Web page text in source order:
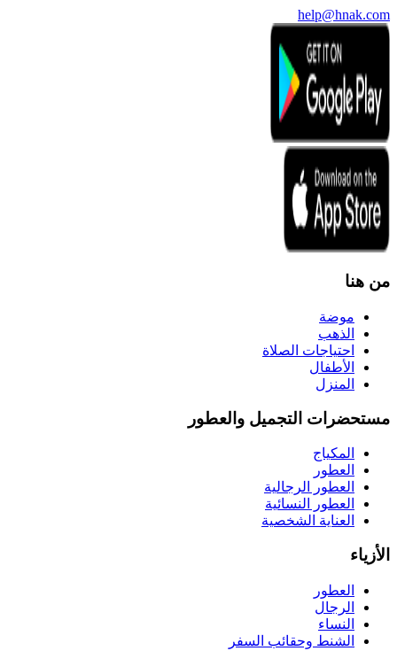
help@hnak.com
من هنا
موضة
الذهب
احتياجات الصلاة
الأطفال
المنزل
مستحضرات التجميل والعطور
المكياج
العطور
العطور الرجالية
العطور النسائية
العناية الشخصية
الأزياء
العطور
الرجال
النساء
الشنط وحقائب السفر